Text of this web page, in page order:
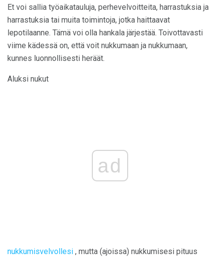
Et voi sallia työaikatauluja, perhevelvoitteita, harrastuksia ja
harrastuksia tai muita toimintoja, jotka haittaavat
lepotilaanne. Tämä voi olla hankala järjestää. Toivottavasti
viime kädessä on, että voit nukkumaan ja nukkumaan,
kunnes luonnollisesti heräät.
Aluksi nukut
ad
nukkumisvelvollesi , mutta (ajoissa) nukkumisesi pituus